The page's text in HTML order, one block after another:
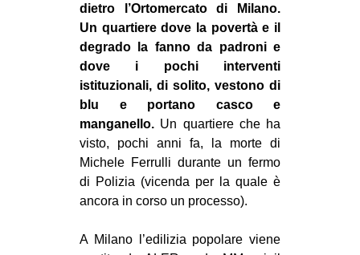
tw
bsky
SEARCH
dietro l’Ortomercato di Milano.
Un quartiere dove la povertà e il
degrado la fanno da padroni e
dove i pochi interventi
istituzionali, di solito, vestono di
blu e portano casco e
manganello. Un quartiere che ha
visto, pochi anni fa, la morte di
Michele Ferrulli durante un fermo
di Polizia (vicenda per la quale è
ancora in corso un processo).
A Milano l’edilizia popolare viene